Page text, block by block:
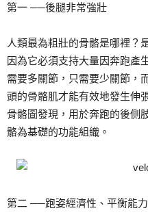
第一 ──後腿非常強壯
人類最為粗壯的骨骼是哪裡？
因為它必須支持大量因奔跑產
需要多關節，只需要少關節，
頭的骨骼肌才能有效地發生伸
骨骼圖發現，用於奔跑的後側
骼為基礎的功能組織。
第二 ──跑姿經濟性、平衡能